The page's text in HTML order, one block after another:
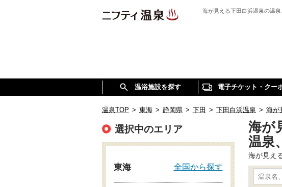
海が見える下田白浜温泉の温
温浴施設を探す 電子チケット・クー
温泉TOP > 東海 > 静岡県 > 下田 > 下田白浜温泉 > 海が
海が
温泉
海が見え
選択中のエリア
東海 全国から探す